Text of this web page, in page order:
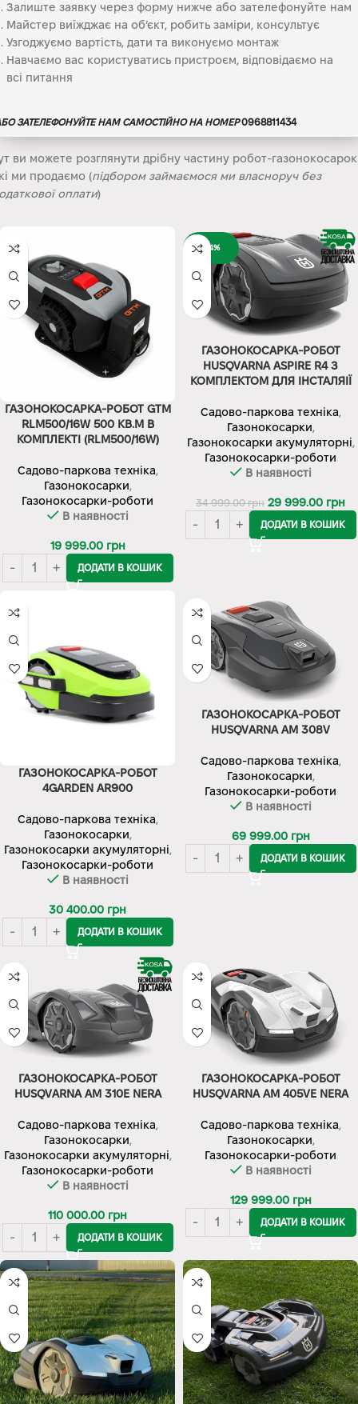
Залиште заявку через форму нижче або зателефонуйте нам
Майстер виїжджає на об’єкт, робить заміри, консультує
Узгоджуємо вартість, дати та виконуємо монтаж
Навчаємо вас користуватись пристроєм, відповідаємо на
всі питання
ЗАТЕЛЕФОНУЙТЕ НАМ САМОСТІЙНО НА НОМЕР0968811434
ви можете розглянути дрібну частину робот-газонокосарок
ми продаємо (підбором займаємося ми власноруч без
оплати)
ГАЗОНОКОСАРКА-РОБОТ GTM
RLM500/16W 500 КВ.М В
КОМПЛЕКТІ (RLM500/16W)
Садово-паркова техніка,
Газонокосарки,
Газонокосарки-роботи
В наявності
19 999.00 грн
ДОДАТИ В КОШИК
-14%
ГАЗОНОКОСАРКА-РОБОТ
HUSQVARNA ASPIRE R4 З
КОМПЛЕКТОМ ДЛЯ ІНСТАЛЯІЇ
Садово-паркова техніка,
Газонокосарки,
Газонокосарки акумуляторні,
Газонокосарки-роботи
В наявності
34 999.00грн 29 999.00 грн
ДОДАТИ В КОШИК
ГАЗОНОКОСАРКА-РОБОТ
4GARDEN AR900
Садово-паркова техніка,
Газонокосарки,
Газонокосарки акумуляторні,
Газонокосарки-роботи
В наявності
30 400.00 грн
ДОДАТИ В КОШИК
ГАЗОНОКОСАРКА-РОБОТ
HUSQVARNA AM 308V
Садово-паркова техніка,
Газонокосарки,
Газонокосарки-роботи
В наявності
69 999.00 грн
ДОДАТИ В КОШИК
ГАЗОНОКОСАРКА-РОБОТ
HUSQVARNA AM 310E NERA
Садово-паркова техніка,
Газонокосарки,
Газонокосарки акумуляторні,
Газонокосарки-роботи
В наявності
110 000.00 грн
ДОДАТИ В КОШИК
ГАЗОНОКОСАРКА-РОБОТ
HUSQVARNA AM 405VE NERA
Садово-паркова техніка,
Газонокосарки,
Газонокосарки-роботи
В наявності
129 999.00 грн
ДОДАТИ В КОШИК